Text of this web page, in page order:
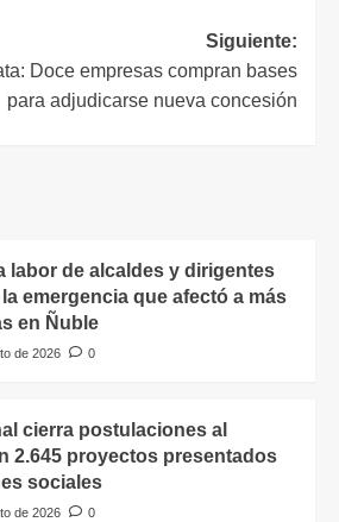
Siguiente:
Doce empresas compran bases
para adjudicarse nueva concesión
labor de alcaldes y dirigentes
emergencia que afectó a más
en Ñuble
de 2026
0
cierra postulaciones al
2.645 proyectos presentados
sociales
de 2026
0